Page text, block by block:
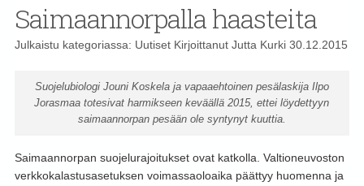
Saimaannorpalla haasteita
Julkaistu kategoriassa: UutisetKirjoittanut Jutta Kurki30.12.2015
Suojelubiologi Jouni Koskela ja vapaaehtoinen pesälaskija Ilpo
Jorasmaa totesivat harmikseen keväällä 2015, ettei löydettyyn
saimaannorpan pesään ole syntynyt kuuttia.
Saimaannorpan suojelurajoitukset ovat katkolla. Valtioneuvoston
verkkokalastusasetuksen voimassaoloaika päättyy huomenna ja